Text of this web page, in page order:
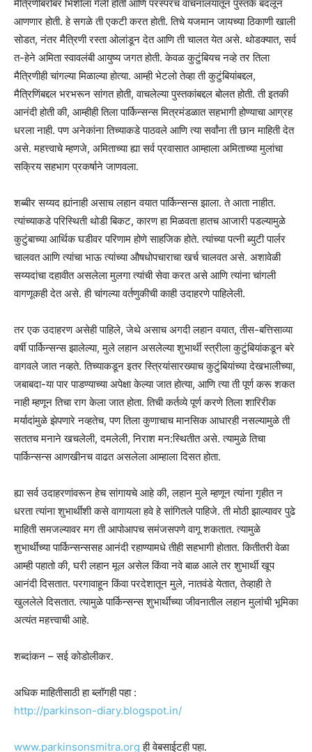
मैत्रिणींबरोबर भिशीला गेली होती आणि परस्परच वाचनालयातून पुस्तके बदलून
आणणार होती. हे सगळे ती एकटी करत होती. तिचे यजमान जायच्या ठिकाणी खाली
सोडत, नंतर मैत्रिणी रस्ता ओलांडून देत आणि ती चालत येत असे. थोडक्यात, सर्व
त-हेने अमिता स्वावलंबी आयुष्य जगत होती. केवळ कुटुंबियच नव्हे तर तिला
मैत्रिणीही चांगल्या मिळाल्या होत्या. आम्ही भेटलो तेव्हा ती कुटुंबियांबद्दल,
मैत्रिणिंबद्दल भरभरून सांगत होती, वाचलेल्या पुस्तकांबद्दल बोलत होती. ती इतकी
आनंदी होती की, आम्हीही तिला पार्किन्सन्स मित्रमंडळात सहभागी होण्याचा आग्रह
धरला नाही. पण अनेकांना तिच्याकडे पाठवले आणि त्या सर्वांना ती छान माहिती देत
असे. महत्त्वाचे म्हणजे, अमिताच्या ह्या सर्व प्रवासात आम्हाला अमिताच्या मुलांचा
सक्रिय सहभाग प्रकर्षाने जाणवला.
शब्बीर सय्यद ह्यांनाही असाच लहान वयात पार्किन्सन्स झाला. ते आता नाहीत.
त्यांच्याकडे परिस्थिती थोडी बिकट, कारण हा मिळवता हातच आजारी पडल्यामुळे
कुटुंबाच्या आर्थिक घडीवर परिणाम होणे साहजिक होते. त्यांच्या पत्नी ब्युटी पार्लर
चालवत आणि त्यांचा भाऊ त्यांच्या औषधोपचाराचा खर्च चालवत असे. अशावेळी
सय्यदांचा दहावीत असलेला मुलगा त्यांची सेवा करत असे आणि त्यांना चांगली
वागणूकही देत असे. ही चांगल्या वर्तणुकीची काही उदाहरणे पाहिलेली.
तर एक उदाहरण असेही पाहिले, जेथे असाच अगदी लहान वयात, तीस-बत्तिसाव्या
वर्षी पार्किन्सन्स झालेल्या, मुले लहान असलेल्या शुभार्थी स्त्रीला कुटुंबियांकडून बरे
वागवले जात नव्हते. तिच्याकडून इतर स्त्रियांसारख्याच कुटुंबियांच्या देखभालीच्या,
जबाबदा-या पार पाडण्याच्या अपेक्षा केल्या जात होत्या, आणि त्या ती पूर्ण करू शकत
नाही म्हणून तिचा राग केला जात होता. तिची कर्तव्ये पूर्ण करणे तिला शारिरीक
मर्यादांमुळे झेपणारे नव्हतेच, पण तिला कुणाचाच मानसिक आधारही नसल्यामुळे ती
सततच मनाने खचलेली, दमलेली, निराश मन:स्थितीत असे. त्यामुळे तिचा
पार्किन्सन्स आणखीनच वाढत असलेला आम्हाला दिसत होता.
ह्या सर्व उदाहरणांवरून हेच सांगायचे आहे की, लहान मुले म्हणून त्यांना गृहीत न
धरता त्यांना शुभार्थीशी कसे वागायला हवे हे सांगितले पाहिजे. ती मोठी झाल्यावर पुढे
माहिती समजल्यावर मग ती आपोआपच समंजसपणे वागू शकतात. त्यामुळे
शुभार्थींच्या पार्किन्सन्ससह आनंदी रहाण्यामधे तीही सहभागी होतात. कितीतरी वेळा
आम्ही पहातो की, घरी लहान मूल असेल किंवा नवे बाळ आले तर शुभार्थी खूप
आनंदी दिसतात. परगावाहून किंवा परदेशातून मुले, नातवंडे येतात, तेव्हाही ते
खुललेले दिसतात. त्यामुळे पार्किन्सन्स शुभार्थींच्या जीवनातील लहान मुलांची भूमिका
अत्यंत महत्त्वाची आहे.
शब्दांकन – सई कोडोलीकर.
अधिक माहितीसाठी हा ब्लॉगही पहा :
http://parkinson-diary.blogspot.in/
www.parkinsonsmitra.org ही वेबसाईटही पहा.